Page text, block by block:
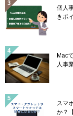
個人
きポ
Mac
人事
スマ
か？